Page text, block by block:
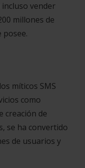
incluso vender
millones de
posee.
míticos SMS
como
creación de
se ha convertido
de usuarios y